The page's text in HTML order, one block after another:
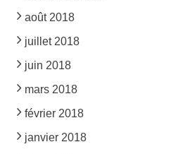
août 2018
juillet 2018
juin 2018
mars 2018
février 2018
janvier 2018